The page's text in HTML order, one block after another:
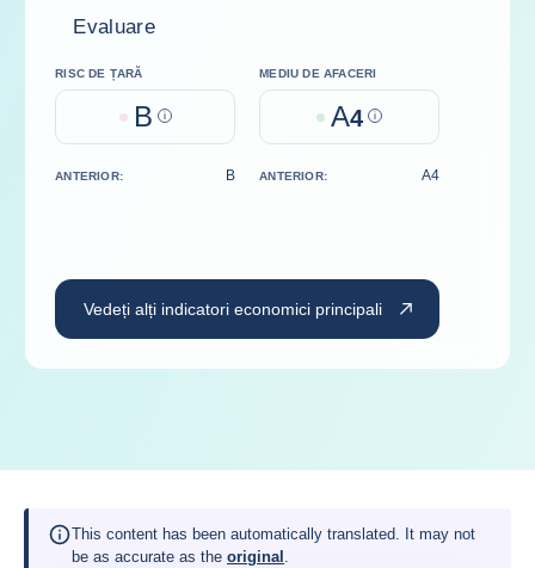
Evaluare
RISC DE ȚARĂ
B Help
MEDIU DE AFACERI
A4 Help
ANTERIOR: B ANTERIOR: A4
Vedeți alți indicatori economici principali
This content has been automatically translated. It may not
be as accurate as the original .